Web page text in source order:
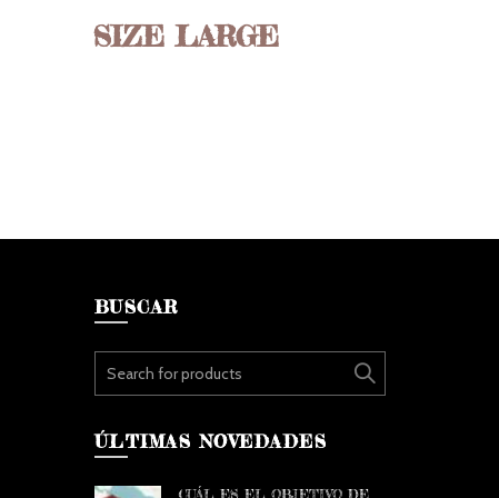
SIZE LARGE
BUSCAR
Search for:
ÚLTIMAS NOVEDADES
CUÁL ES EL OBJETIVO DE